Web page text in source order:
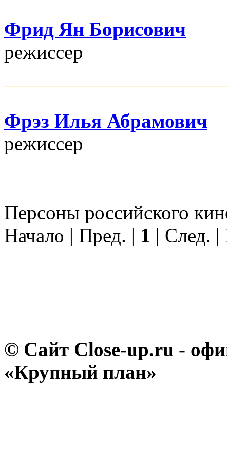
Фрид Ян Борисович
режисcер
Фрэз Илья Абрамович
режисcер
Персоны российского
Начало | Пред. | 1 | След.
© Сайт Close-up.ru -
«Крупный план»